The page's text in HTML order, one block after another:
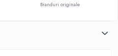
Branduri originale